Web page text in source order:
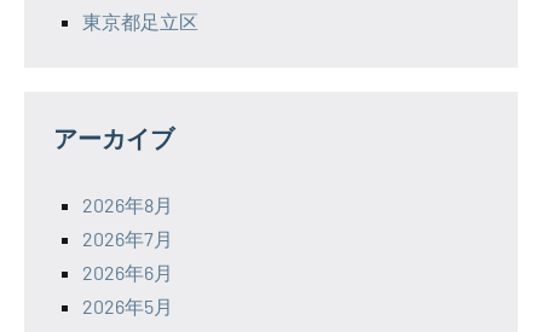
東京都足立区
アーカイブ
2026年8月
2026年7月
2026年6月
2026年5月